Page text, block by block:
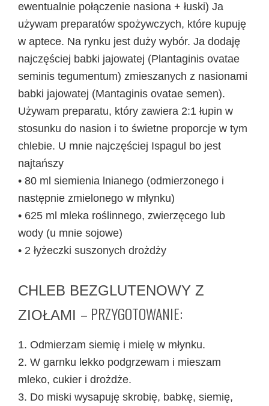
ewentualnie połączenie nasiona + łuski) Ja
używam preparatów spożywczych, które kupuję
w aptece. Na rynku jest duży wybór. Ja dodaję
najczęściej babki jajowatej (Plantaginis ovatae
seminis tegumentum) zmieszanych z nasionami
babki jajowatej (Mantaginis ovatae semen).
Używam preparatu, który zawiera 2:1 łupin w
stosunku do nasion i to świetne proporcje w tym
chlebie. U mnie najczęściej Ispagul bo jest
najtańszy
• 80 ml siemienia lnianego (odmierzonego i
następnie zmielonego w młynku)
• 625 ml mleka roślinnego, zwierzęcego lub
wody (u mnie sojowe)
• 2 łyżeczki suszonych drożdży
CHLEB BEZGLUTENOWY Z
ZIOŁAMI – PRZYGOTOWANIE:
1. Odmierzam siemię i mielę w młynku.
2. W garnku lekko podgrzewam i mieszam
mleko, cukier i drożdże.
3. Do miski wysapuję skrobię, babkę, siemię,